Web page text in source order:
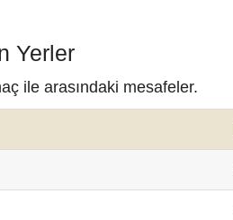
Yerler
ile arasındaki mesafeler.